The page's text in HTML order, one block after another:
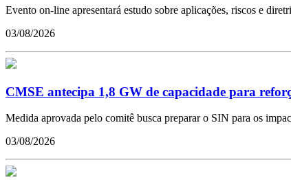
Evento on-line apresentará estudo sobre aplicações, riscos e
03/08/2026
CMSE antecipa 1,8 GW de capacidade para
Medida aprovada pelo comitê busca preparar o SIN para os
03/08/2026